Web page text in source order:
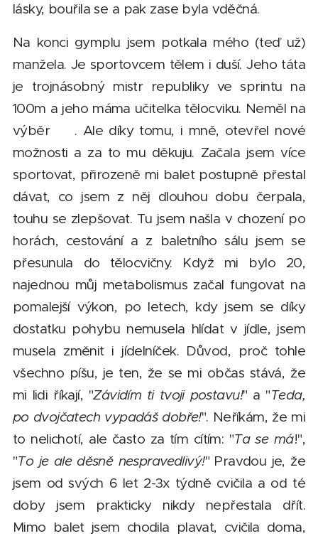
lásky, bouřila se a pak zase byla vděčná.
Na konci gymplu jsem potkala mého (teď už)
manžela. Je sportovcem tělem i duší. Jeho táta
je trojnásobný mistr republiky ve sprintu na
100m a jeho máma učitelka tělocviku. Neměl na
výběr 😊. Ale díky tomu, i mně, otevřel nové
možnosti a za to mu děkuju. Začala jsem více
sportovat, přirozeně mi balet postupně přestal
dávat, co jsem z něj dlouhou dobu čerpala,
touhu se zlepšovat. Tu jsem našla v chození po
horách, cestování a z baletního sálu jsem se
přesunula do tělocvičny. Když mi bylo 20,
najednou můj metabolismus začal fungovat na
pomalejší výkon, po letech, kdy jsem se díky
dostatku pohybu nemusela hlídat v jídle, jsem
musela změnit i jídelníček. Důvod, proč tohle
všechno píšu, je ten, že se mi občas stává, že
mi lidi říkají, "Závidím ti tvoji postavu!" a "Teda,
po dvojčatech vypadáš dobře!". Neříkám, že mi
to nelichotí, ale často za tím cítím: "Ta se má!",
"To je ale děsně nespravedlivý!" Pravdou je, že
jsem od svých 6 let 2-3x týdně cvičila a od té
doby jsem prakticky nikdy nepřestala dřít.
Mimo balet jsem chodila plavat, cvičila doma,